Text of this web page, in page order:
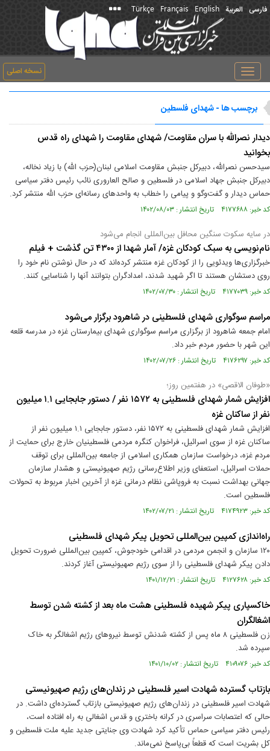
فارسی العربیة English
Français
Türkçe
نسخه اصلی
Toggle
navigation
برچسب ها - شهدای فلسطین
دیدار نصرالله با سران مقاومت/ شهدای مقاومت را شهدای راه قدس
بخوانید
سیدحسن نصرالله، دبیرکل جنبش مقاومت اسلامی لبنان(حزب الله) با زیاد نخاله،
دبیرکل جنبش جهاد اسلامی در فلسطین و صالح العاروری نائب رئیس دفتر سیاسی
حماس دیدار و گفت‌وگو و پیامی را خطاب به واحدهای رسانه‌ای حزب الله منتشر کرد.
کد خبر: ۴۱۷۷۶۸۸ تاریخ انتشار : ۱۴۰۲/۰۸/۰۳
در سایه سکوت سنگین محافل بین‌المللی انجام می‌شود
نام‌نویسی به سبک کودکان غزه/ آمار شهدا از ۴۳۰۰ تن گذشت + فیلم
خبرگزاری‌ها ویدئویی را از کودکان غزه منتشر کرده‌اند که در حال نوشتن نام خود را
روی دستشان هستند تا اگر شهید شدند، امدادگران بتوانند آنها را شناسایی کنند.
کد خبر: ۴۱۷۷۰۳۹ تاریخ انتشار : ۱۴۰۲/۰۷/۳۰
مراسم سوگواری شهدای فلسطینی در شاهرود برگزار می‌شود
امام جمعه شاهرود از برگزاری مراسم سوگواری شهدای بیمارستان غزه در مدرسه قلعه
این شهر با حضور مردم خبر داد.
کد خبر: ۴۱۷۶۲۹۷ تاریخ انتشار : ۱۴۰۲/۰۷/۲۶
«طوفان الاقصی» در هفتمین روز؛
افزایش شمار شهدای فلسطینی به ۱۵۷۲ نفر / دستور جابجایی ۱.۱ میلیون
نفر از ساکنان غزه
افزایش شمار شهدای فلسطینی به ۱۵۷۲ نفر، دستور جابجایی ۱.۱ میلیون نفر از
ساکنان غزه از سوی اسرائیل، فراخوان کنگره مردمی فلسطینیان خارج برای حمایت از
مردم غزه، درخواست سازمان همکاری اسلامی از جامعه بین‌المللی برای توقف
حملات اسرائیل، استعفای وزیر اطلاع‌رسانی رژیم صهیونیستی و هشدار سازمان
جهانی بهداشت نسبت به فروپاشی نظام درمانی غزه از آخرین اخبار مربوط به تحولات
فلسطین است.
کد خبر: ۴۱۷۴۹۲۳ تاریخ انتشار : ۱۴۰۲/۰۷/۲۱
راه‌اندازی کمپین بین‌المللی تحویل پیکر شهدای فلسطینی
۱۲۰ سازمان و انجمن مردمی در اقدامی خودجوش، کمپین بین‌المللی ضرورت تحویل
دادن پیکر شهدای فلسطینی را از سوی رژیم صهیونیستی آغاز کردند.
کد خبر: ۴۱۲۷۶۲۸ تاریخ انتشار : ۱۴۰۱/۱۲/۲۱
خاکسپاری پیکر شهیده فلسطینی هشت ماه بعد از کشته شدن توسط
اشغالگران
زن فلسطینی ۸ ماه پس از کشته شدنش توسط نیروهای رژیم اشغالگر به خاک
سپرده شد.
کد خبر: ۴۱۰۹۰۷۶ تاریخ انتشار : ۱۴۰۱/۱۰/۰۲
بازتاب گسترده شهادت اسیر فلسطینی در زندان‌های رژیم صهیونیستی
شهادت اسیر فلسطینی در زندان‌های رژیم صهیونیستی بازتاب گسترده‌ای داشت. در
حالی که اعتصابات سراسری در کرانه باختری و قدس اشغالی به راه افتاده است،
رئیس دفتر سیاسی حماس تأکید کرد شهادت وی جنایتی جدید علیه ملت فلسطین و
کل بشریت است که قطعاً بی‌پاسخ نمی‌ماند.